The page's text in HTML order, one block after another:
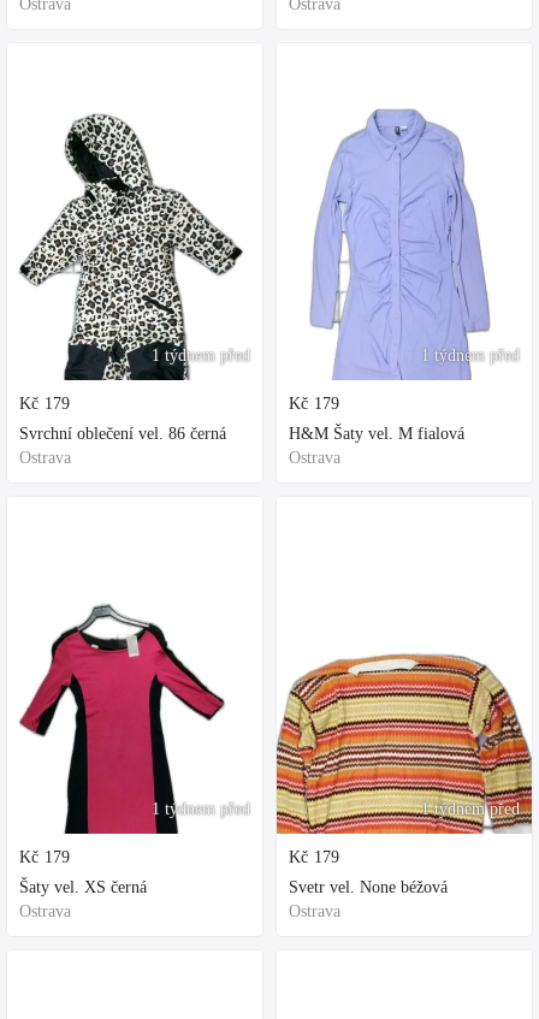
Ostrava
1 týdnem před
Kč 179
Svrchní oblečení vel. 86 černá
Ostrava
1 týdnem před
Kč 179
Šaty vel. XS černá
Ostrava
Ostrava
1 týdnem před
Kč 179
H&M Šaty vel. M fialová
Ostrava
1 týdnem před
Kč 179
Svetr vel. None béžová
Ostrava